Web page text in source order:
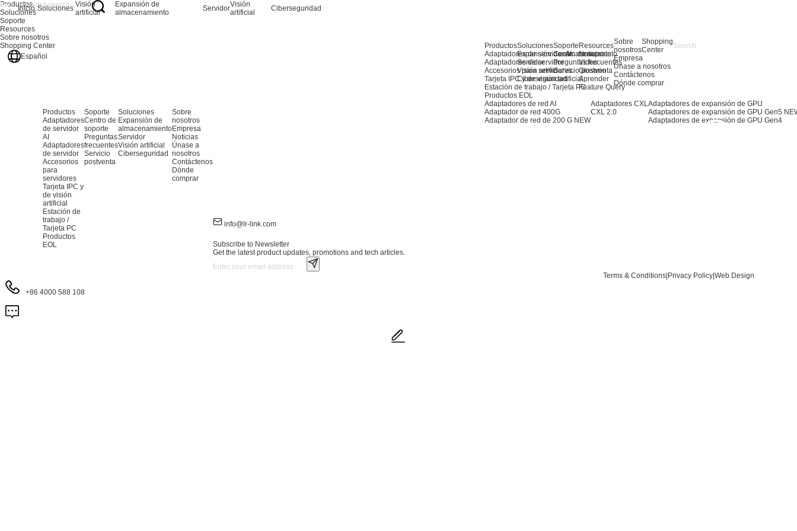
Productos
Adaptadores de servidor AI
Adaptadores de servidor
Accesorios para servidores
Tarjeta IPC y de visión artificial
Estación de trabajo / Tarjeta PC
Productos EOL
Adaptadores de red AI
Adaptador de red 400G
Adaptador de red de 200 G NEW
Adaptadores CXL
CXL 2.0
Adaptadores de expansión de GPU
Adaptadores de expansión de GPU Gen5
Adaptadores de expansión de GPU Gen4
Soluciones
Expansión de almacenamiento
Servidor
Visión artificial
Ciberseguridad
Soporte
Centro de soporte
Preguntas frecuentes
Servicio postventa
Resources
Noticias
Video
Glosario
Aprender
Feature Query
Sobre
nosotros
Empresa
Únase a nosotros
Contáctenos
Dónde comprar
Shopping
Center
Productos
Soluciones
Soporte
Resources
Sobre nosotros
Shopping Center
Español
Inicio Soluciones Visión
artificial
Expansión de
almacenamiento
ServidorVisión
artificial
Ciberseguridad
Productos
Adaptadores
de servidor
AI
Adaptadores
de servidor
Accesorios
para
servidores
Tarjeta IPC y
de visión
artificial
Estación de
trabajo /
Tarjeta PC
Productos
EOL
Soporte
Centro de
soporte
Preguntas
frecuentes
Servicio
postventa
Soluciones
Expansión de
almacenamiento
Servidor
Visión artificial
Ciberseguridad
Sobre
nosotros
Empresa
Noticias
Únase a
nosotros
Contáctenos
Dónde
comprar
info@lr-link.com
Subscribe to Newsletter
Get the latest product updates, promotions and tech articles.
Terms & Conditions Privacy Policy Web Design
+86 4000 588 108